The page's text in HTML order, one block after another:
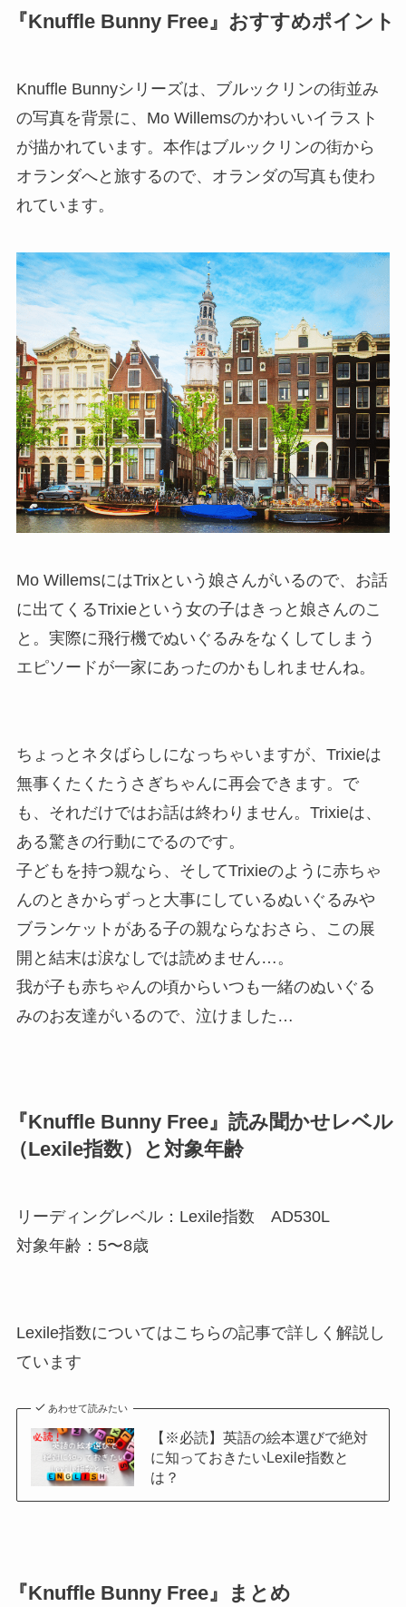
『Knuffle Bunny Free』おすすめポイント
Knuffle Bunnyシリーズは、ブルックリンの街並み
の写真を背景に、Mo Willemsのかわいいイラスト
が描かれています。本作はブルックリンの街から
オランダへと旅するので、オランダの写真も使わ
れています。
Mo WillemsにはTrixという娘さんがいるので、お話
に出てくるTrixieという女の子はきっと娘さんのこ
と。実際に飛行機でぬいぐるみをなくしてしまう
エピソードが一家にあったのかもしれませんね。
ちょっとネタばらしになっちゃいますが、Trixieは
無事くたくたうさぎちゃんに再会できます。で
も、それだけではお話は終わりません。Trixieは、
ある驚きの行動にでるのです。
子どもを持つ親なら、そしてTrixieのように赤ちゃ
んのときからずっと大事にしているぬいぐるみや
ブランケットがある子の親ならなおさら、この展
開と結末は涙なしでは読めません…。
我が子も赤ちゃんの頃からいつも一緒のぬいぐる
みのお友達がいるので、泣けました…
『Knuffle Bunny Free』読み聞かせレベル
（Lexile指数）と対象年齢
リーディングレベル：Lexile指数 AD530L
対象年齢：5〜8歳
Lexile指数についてはこちらの記事で詳しく解説し
ています
あわせて読みたい
【※必読】英語の絵本選びで絶対
に知っておきたいLexile指数と
は？
『Knuffle Bunny Free』まとめ